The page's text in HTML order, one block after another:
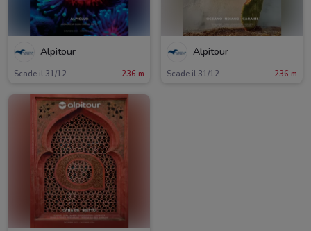
Alpitour
Scade il 31/12 236 m
Alpitour
Scade il 31/12 236 m